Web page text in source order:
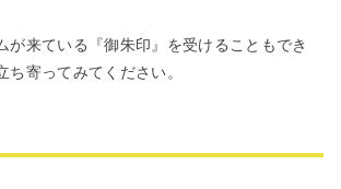
が来ている『御朱印』を受けることもでき
ち寄ってみてください。